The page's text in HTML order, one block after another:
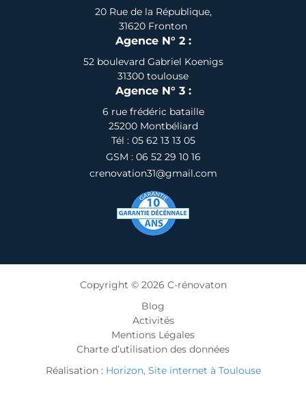
20 Rue de la République,
31620 Fronton
Agence N° 2 :
52 boulevard Gabriel Koenigs
31300 toulouse
Agence N° 3 :
6 rue frédéric bataille
25200 Montbéliard
Tél : 05 62 13 13 05
GSM : 06 52 29 10 16
crenovation31@gmail.com
Copyright © 2026 C-rénovaton
Blog
Activités
Mentions Légales
Charte d’utilisation des données
Réalisation : Horizon, Site internet à Toulouse